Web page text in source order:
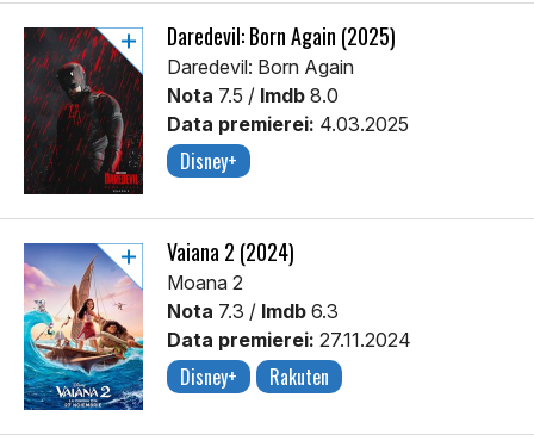
Daredevil: Born Again (2025)
Daredevil: Born Again
Nota 7.5 / Imdb 8.0
Data premierei: 4.03.2025
Disney+
Vaiana 2 (2024)
Moana 2
Nota 7.3 / Imdb 6.3
Data premierei: 27.11.2024
Disney+ Rakuten